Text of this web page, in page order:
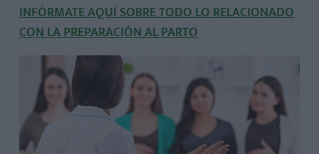
INFÓRMATE AQUÍ SOBRE TODO LO RELACIONADO
CON LA PREPARACIÓN AL PARTO